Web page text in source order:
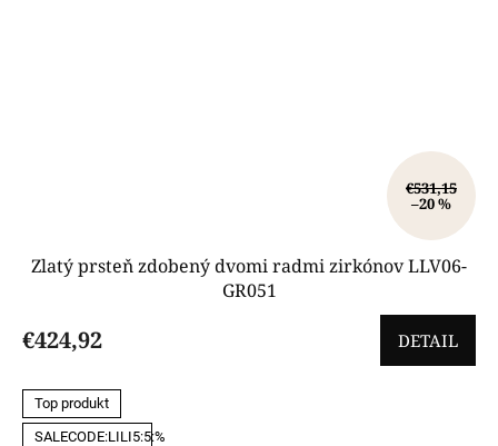
€531,15
–20 %
Zlatý prsteň zdobený dvomi radmi zirkónov LLV06-
GR051
€424,92 DETAIL
Top produkt
SALECODE:LILI5:5:%